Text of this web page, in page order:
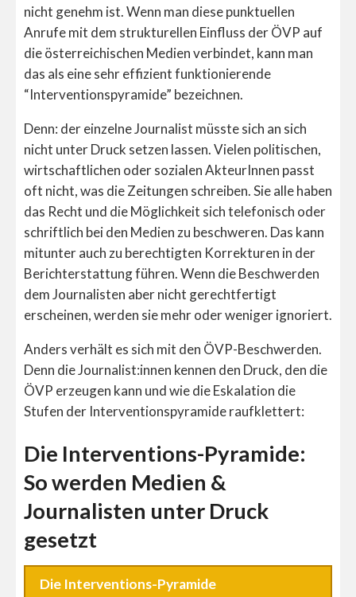
nicht genehm ist. Wenn man diese punktuellen
Anrufe mit dem strukturellen Einfluss der ÖVP auf
die österreichischen Medien verbindet, kann man
das als eine sehr effizient funktionierende
“Interventionspyramide” bezeichnen.
Denn: der einzelne Journalist müsste sich an sich
nicht unter Druck setzen lassen. Vielen politischen,
wirtschaftlichen oder sozialen AkteurInnen passt
oft nicht, was die Zeitungen schreiben. Sie alle haben
das Recht und die Möglichkeit sich telefonisch oder
schriftlich bei den Medien zu beschweren. Das kann
mitunter auch zu berechtigten Korrekturen in der
Berichterstattung führen. Wenn die Beschwerden
dem Journalisten aber nicht gerechtfertigt
erscheinen, werden sie mehr oder weniger ignoriert.
Anders verhält es sich mit den ÖVP-Beschwerden.
Denn die Journalist:innen kennen den Druck, den die
ÖVP erzeugen kann und wie die Eskalation die
Stufen der Interventionspyramide raufklettert:
Die Interventions-Pyramide:
So werden Medien &
Journalisten unter Druck
gesetzt
Die Interventions-Pyramide